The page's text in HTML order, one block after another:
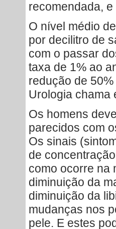
recomendada,
O nível médio
por decilitro de
com o passar
taxa de 1% ao
redução de
Urologia chama
Os homens
parecidos com
Os sinais
de
como ocorre na
diminuição da
diminuição da
mudanças nos
pele. E estes